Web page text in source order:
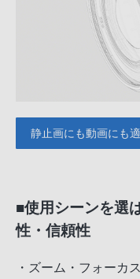
静止画にも動画にも
■使用シーンを選
性・信頼性
・ズーム・フォーカ